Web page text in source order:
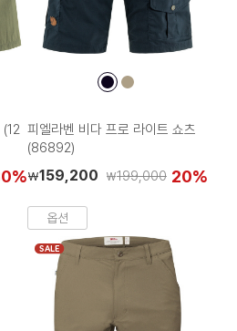
(12
컬
컬
피엘라벤 비다 프로 라이트 쇼츠
(86892)
₩159,200 ₩199,000 20%
옵션
SALE